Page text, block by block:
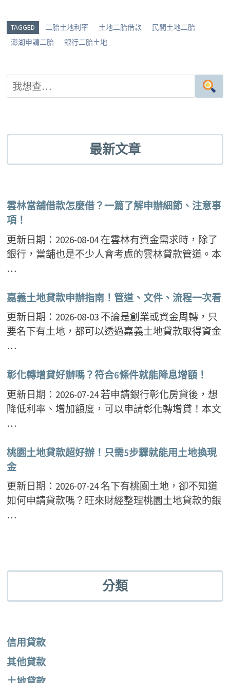
g o
er es
TAGGED 二胎土地利率 土地二胎借款
民間土地二胎
澎湖申請二胎
銀行二胎土地
最新文章
雲林當舖借款怎麼借？一篇了解申辦細節、注意事
項！
更新日期：2026-08-04 在雲林有資金需求時，除了
銀行，當舖也是不少人會考慮的雲林貸款管道。本
…
嘉義土地貸款申辦指南！管道、文件、流程一次看
更新日期：2026-08-03 不論是創業或資金周轉，只
要名下有土地，都可以透過嘉義土地貸款取得資金
…
彰化轉增貸好辦嗎？符合6條件就能降息增額！
更新日期：2026-07-24 若申請銀行彰化房貸後，想
降低利率、增加額度，可以申請彰化轉增貸！本文
…
桃園土地貸款超好辦！只需5步驟就能用土地換現
金
更新日期：2026-07-24 名下有桃園土地，卻不知道
如何申請貸款嗎？旺來財經整理桃園土地貸款的銀
…
分類
信用貸款
其他貸款